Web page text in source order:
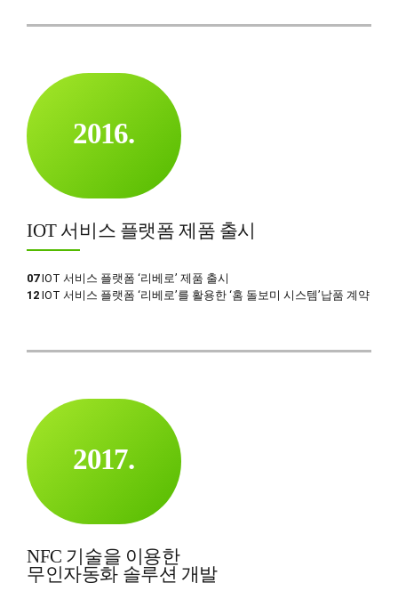
0
2
4
5
6
7
8
6
8
01
3
4
6
7
0
2
4
6
8
9
0
.
IOT 서비스 플랫폼 제품 출시
07IOT 서비스 플랫폼 ‘리베로’ 제품 출시
12 IOT 서비스 플랫폼 ‘리베로’를 활용한 ‘홈 돌보미 시스템’납품 계약
0
2
4
5
6
1
2
4
6
8
01
3
4
5
1
3
5
7
9
0
.
NFC 기술을 이용한
무인자동화 솔루션 개발
1
2 0